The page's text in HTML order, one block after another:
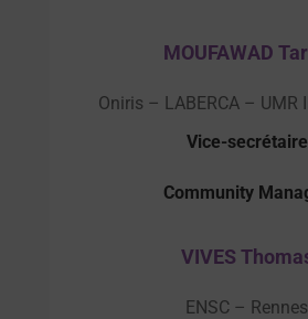
MOUFAWAD
Oniris – LABERCA – UMR
Vice-secrétaire
Community
VIVES
ENSC – Rennes